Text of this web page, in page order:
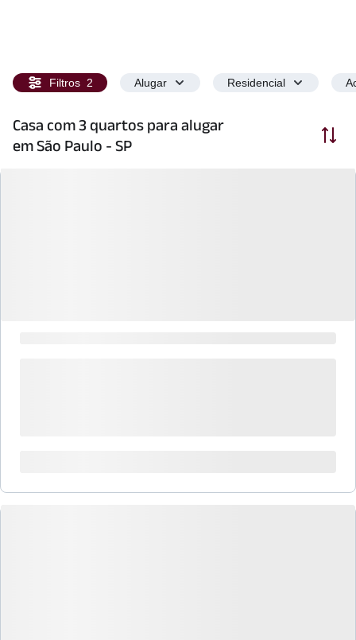
Filtros 2 Alugar Residencial
Casa com 3 quartos para alugar
em São Paulo - SP
Ordenar